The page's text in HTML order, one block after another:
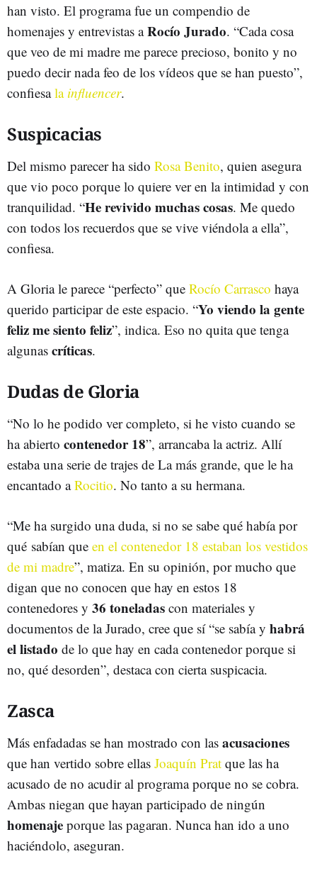
han visto. El programa fue un compendio de
homenajes y entrevistas aRocío Jurado. “Cada cosa
que veo de mi madre me parece precioso, bonito y no
puedo decir nada feo de los vídeos que se han puesto”,
confiesalainfluencer.
Suspicacias
Del mismo parecer ha sido Rosa Benito, quien asegura
que vio poco porque lo quiere ver en la intimidad y con
tranquilidad. “He revivido muchas cosas. Me quedo
con todos los recuerdos que se vive viéndola a ella”,
confiesa.
A Gloria le parece “perfecto” que Rocío Carrasco haya
querido participar de este espacio. “Yo viendo la gente
feliz me siento feliz”, indica. Eso no quita que tenga
algunas críticas.
Dudas de Gloria
“No lo he podido ver completo, si he visto cuando se
ha abierto contenedor 18”, arrancaba la actriz. Allí
estaba una serie de trajes de La más grande, que le ha
encantado aRocitio. No tanto a su hermana.
“Me ha surgido una duda, si no se sabe qué había por
qué sabían que en el contenedor 18 estaban los vestidos
de mi madre”, matiza. En su opinión, por mucho que
digan que no conocen que hay en estos 18
contenedores y 36 toneladas con materiales y
documentos de la Jurado, cree que sí “se sabía y habrá
el listado de lo que hay en cada contenedor porque si
no, qué desorden”, destaca con cierta suspicacia.
Zasca
Más enfadadas se han mostrado con las acusaciones
que han vertido sobre ellas Joaquín Prat que las ha
acusado de no acudir al programa porque no se cobra.
Ambas niegan que hayan participado de ningún
homenaje porque las pagaran. Nunca han ido a uno
haciéndolo, aseguran.